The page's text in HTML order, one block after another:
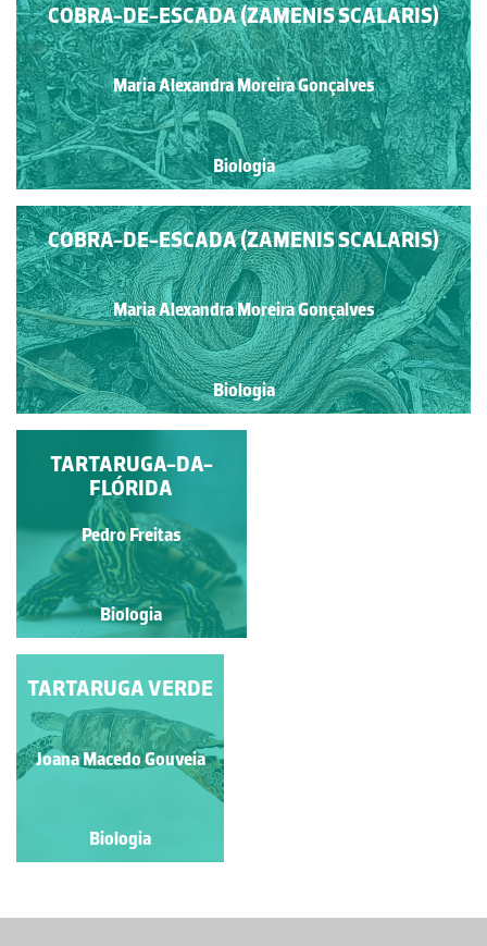
COBRA-DE-ESCADA (ZAMENIS SCALARIS)
Maria Alexandra Moreira Gonçalves
Biologia
COBRA-DE-ESCADA (ZAMENIS SCALARIS)
Maria Alexandra Moreira Gonçalves
Biologia
ACASALAMENTO
LAGARTIXA-DO-
MATO-COMUM
Sónia Barreiras
Biologia
TARTARUGA-DA-
FLÓRIDA
Pedro Freitas
Biologia
TARTARUGA VERDE
Joana Macedo Gouveia
Biologia